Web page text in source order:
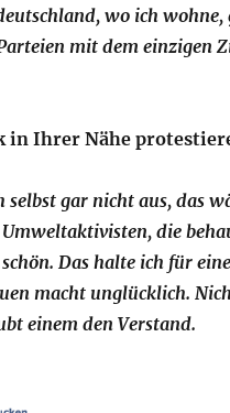
wo ich wohne,
mit dem einzigen
in Ihrer Nähe
gar nicht aus, das
die
Das halte ich für
macht unglücklich.
einem den Verstand.